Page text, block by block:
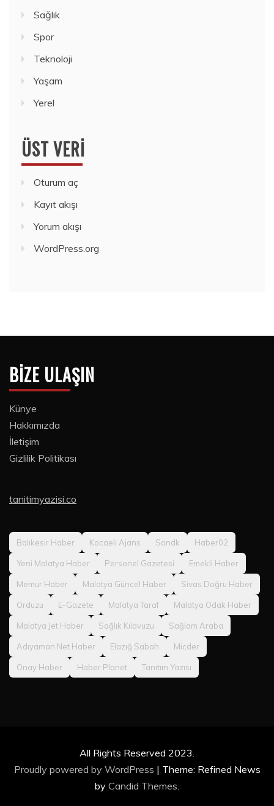
Sağlık
Spor
Teknoloji
Yaşam
Yerel
ÜST VERI
Oturum aç
Kayıt akışı
Yorum akışı
WordPress.org
BIZE ULAŞIN
Künye
Hakkımızda
İletişim
Gizlilik Politikası
tanitimyazisi.co
Balıkesir Haber Kocaeli Ajans Sondk Haber02
Yeni Malatya Haber Personel Gazetesi Emekli Haber
Memur Haber Malatya Güncel Haber Sivas Doğru Haber
Orduzu E-Gazete Malatya Taraf Malatya Odak Haber
Malatya Jet Haber Sağlık Kılavuzu Sağlam Araba
Adıyaman Net Haber Elazığ Sabah Micder
Onay Haber Haber Planet Tanıtım Yazısı
All Rights Reserved 2023.
Proudly powered by WordPress | Theme: Refined News
by Candid Themes